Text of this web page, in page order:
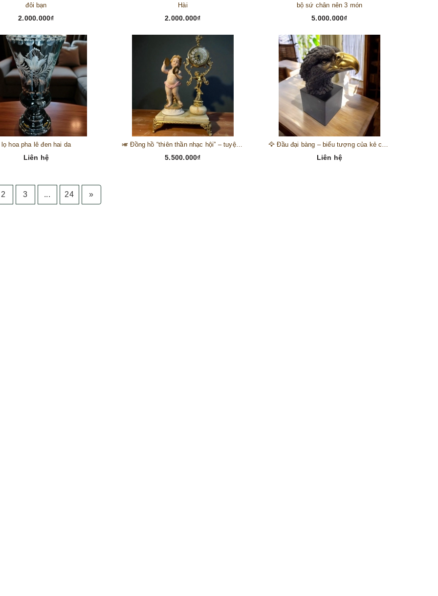
đôi bạn
2.000.000₫
Hài
2.000.000₫
bộ sứ chân nên 3 món
5.000.000₫
lọ hoa pha lê đen hai da
Liên hệ
🎺 Đồng hồ “thiên thần nhạc hội” – tuyệt mỹ phẩm trang trí phong cách hoàng gia 🎼
5.500.000₫ Liên hệ
2 3 ... 24 »